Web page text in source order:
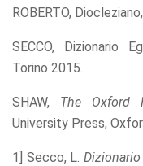
ROBERTO,
SECCO, Dizionario
Torino 2015.
SHAW, The Oxford
University Press,
1] Secco, L.